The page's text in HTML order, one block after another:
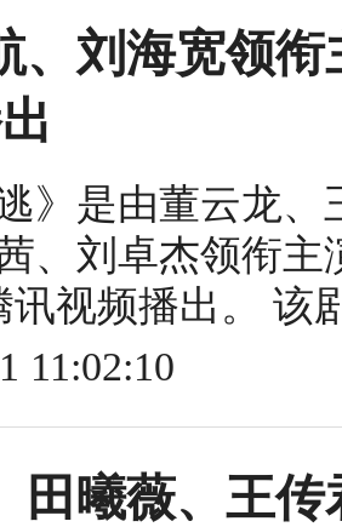
、刘海宽领
逃》是由董云龙
、刘卓杰领衔主
讯视频播出。 该
11:02:10
田曦薇、王